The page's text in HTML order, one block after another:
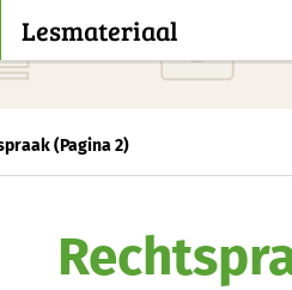
Lesmateriaal
(Pagina 2)